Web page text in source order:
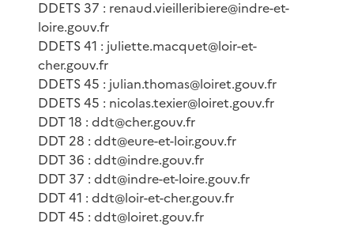
DDETS 37 : renaud.vieilleribiere@indre-et-
loire.gouv.fr
DDETS 41 : juliette.macquet@loir-et-
cher.gouv.fr
DDETS 45 : julian.thomas@loiret.gouv.fr
DDETS 45 : nicolas.texier@loiret.gouv.fr
DDT 18 : ddt@cher.gouv.fr
DDT 28 : ddt@eure-et-loir.gouv.fr
DDT 36 : ddt@indre.gouv.fr
DDT 37 : ddt@indre-et-loire.gouv.fr
DDT 41 : ddt@loir-et-cher.gouv.fr
DDT 45 : ddt@loiret.gouv.fr